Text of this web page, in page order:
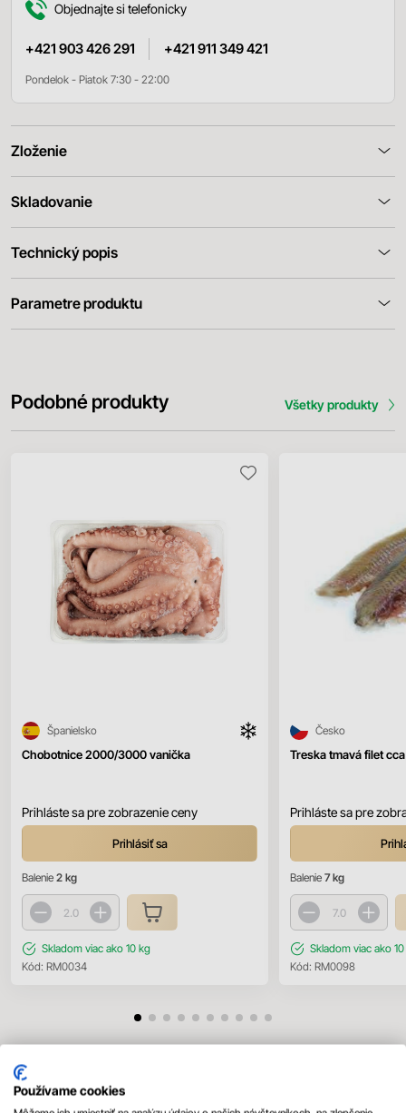
Objednajte si telefonicky
+421 903 426 291 +421 911 349 421
Pondelok - Piatok 7:30 - 22:00
Zloženie
Skladovanie
Technický popis
Parametre produktu
Podobné produkty Všetky produkty
Chobotnice 2000/3000 vanička
Španielsko
Prihláste sa pre zobrazenie ceny
Prihlásiť sa
Balenie 2 kg
Skladom viac ako 10 kg
Kód: RM0034
Treska tmavá filet
Česko
Prihláste sa pre
Balenie 7 kg
Skladom viac ako
Kód: RM0098
Mohlo by sa vám páčiť
Používame cookies